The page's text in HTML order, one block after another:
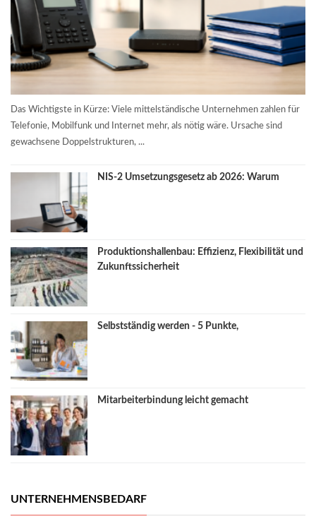
Das Wichtigste in Kürze: Viele mittelständische Unternehmen zahlen für
Telefonie, Mobilfunk und Internet mehr, als nötig wäre. Ursache sind
gewachsene Doppelstrukturen, ...
NIS-2 Umsetzungsgesetz ab 2026: Warum
Produktionshallenbau: Effizienz, Flexibilität und
Zukunftssicherheit
Selbstständig werden - 5 Punkte,
Mitarbeiterbindung leicht gemacht
UNTERNEHMENSBEDARF